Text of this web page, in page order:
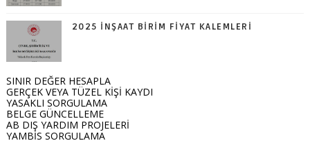
2025 İNŞAAT BİRİM FİYAT KALEMLERİ
SINIR DEĞER HESAPLA
GERÇEK VEYA TÜZEL KİŞİ KAYDI
YASAKLI SORGULAMA
BELGE GÜNCELLEME
AB DIŞ YARDIM PROJELERİ
YAMBİS SORGULAMA